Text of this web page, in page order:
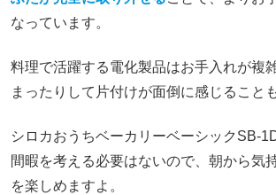
なっています。
料理で活躍する電化製品はお手入れが複
まったりして片付けが面倒に感じること
シロカおうちベーカリーベーシックSB-
間暇を考える必要はないので、朝から気
を楽しめますよ。